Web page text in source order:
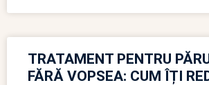
TRATAMENT PENTRU
FĂRĂ VOPSEA: CUM ÎȚI